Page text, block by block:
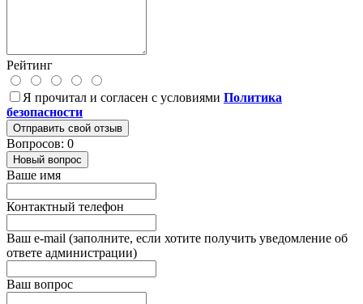
Рейтинг
Я прочитал и согласен с условиями Политика
безопасности
Отправить свой отзыв
Вопросов: 0
Новый вопрос
Ваше имя
Контактный телефон
Ваш e-mail (заполните, если хотите получить уведомление об
ответе администрации)
Ваш вопрос